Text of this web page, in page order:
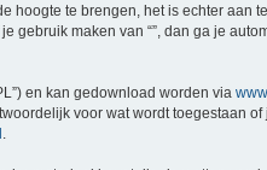
hoogte te brengen, het is echter aan
gebruik maken van “”, dan ga je
en kan gedownload worden via
voor wat wordt toegestaan